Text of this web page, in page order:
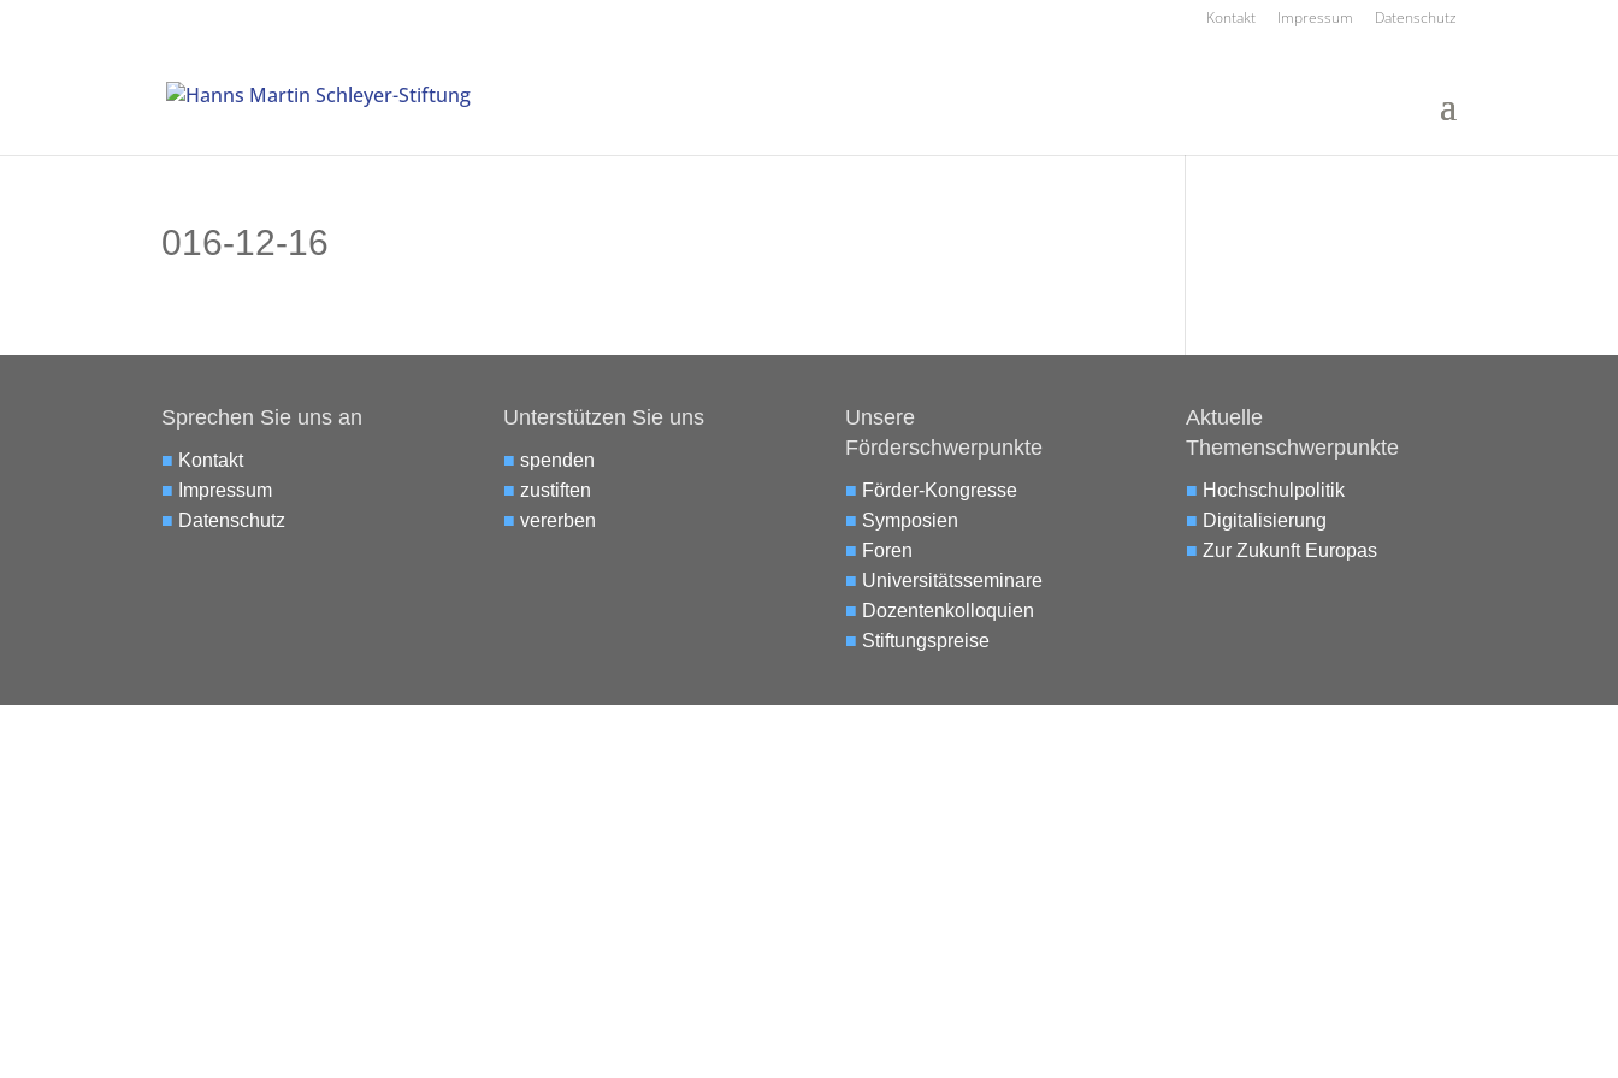
Kontakt Impressum Datenschutz
016-12-16
Sprechen Sie uns an
■ Kontakt
■ Impressum
■ Datenschutz
Unterstützen Sie uns
■ spenden
■ zustiften
■ vererben
Unsere
Förderschwerpunkte
■ Förder-Kongresse
■ Symposien
■ Foren
■ Universitätsseminare
■ Dozentenkolloquien
■ Stiftungspreise
Aktuelle
Themenschwerpunkte
■ Hochschulpolitik
■ Digitalisierung
■ Zur Zukunft Europas